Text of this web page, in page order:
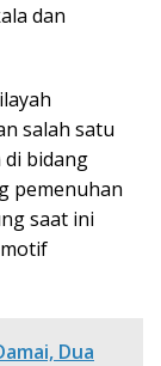
dan
salah satu
bidang
pemenuhan
saat ini
Dua